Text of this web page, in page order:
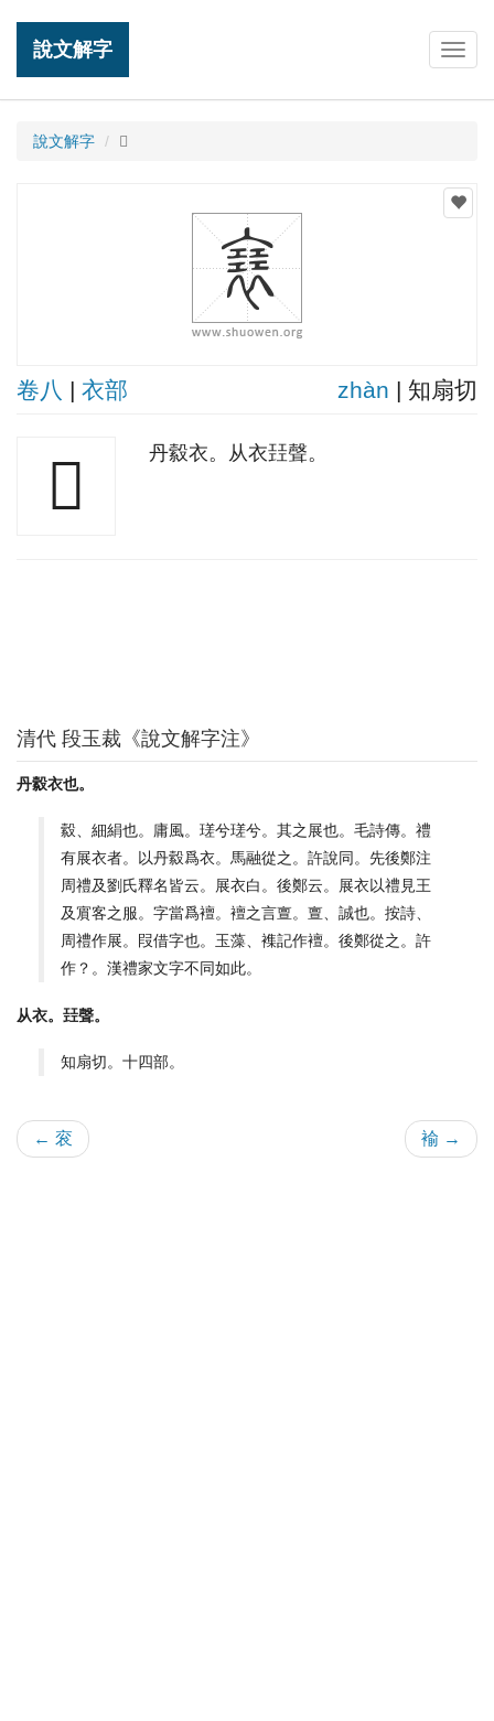
說文解字
說文解字 𧝑
卷八 | 衣部 zhàn | 知扇切
𧝑 丹縠衣。从衣㠭聲。
清代 段玉裁《說文解字注》
丹縠衣也。
縠、細絹也。庸風。瑳兮瑳兮。其之展也。毛詩傳。禮
有展衣者。以丹縠爲衣。馬融從之。許說同。先後鄭注
周禮及劉氏釋名皆云。展衣白。後鄭云。展衣以禮見王
及賔客之服。字當爲襢。襢之言亶。亶、誠也。按詩、
周禮作展。叚借字也。玉藻、襍記作襢。後鄭從之。許
作？。漢禮家文字不同如此。
从衣。㠭聲。
知扇切。十四部。
← 衮 褕 →